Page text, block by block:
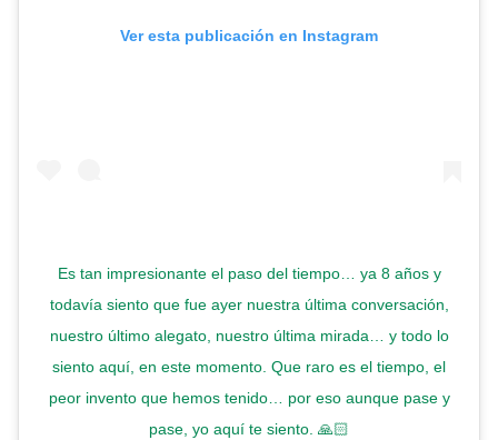
Ver esta publicación en Instagram
Es tan impresionante el paso del tiempo… ya 8 años y
todavía siento que fue ayer nuestra última conversación,
nuestro último alegato, nuestro última mirada… y todo lo
siento aquí, en este momento. Que raro es el tiempo, el
peor invento que hemos tenido… por eso aunque pase y
pase, yo aquí te siento. 🙏🏻